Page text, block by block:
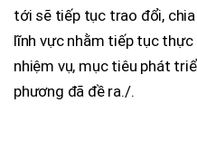
tới sẽ tiếp tục trao đổi,
lĩnh vực nhằm tiếp tục
nhiệm vụ, mục tiêu phát
phương đã đề ra./.